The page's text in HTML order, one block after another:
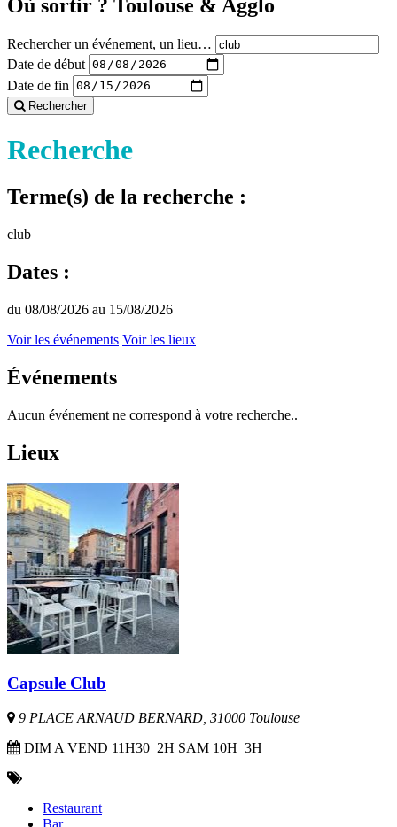
Où sortir ? Toulouse & Agglo
Rechercher un événement, un lieu…
Date de début
Date de fin
Rechercher
Recherche
Terme(s) de la recherche :
club
Dates :
du 08/08/2026 au 15/08/2026
Voir les événements Voir les lieux
Événements
Aucun événement ne correspond à votre recherche..
Lieux
Capsule Club
9 PLACE ARNAUD BERNARD, 31000 Toulouse
DIM A VEND 11H30_2H SAM 10H_3H
Restaurant